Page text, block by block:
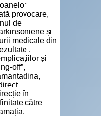
provocare,
de
și
medicale din
.
și
off”,
în
către